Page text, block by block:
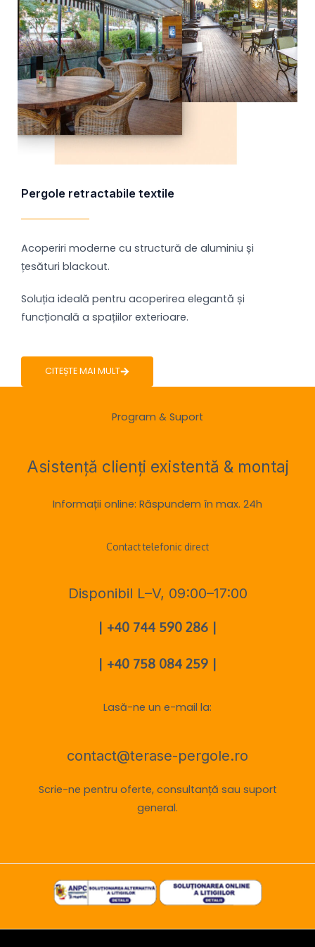
Pergole retractabile textile
Acoperiri moderne cu structură de aluminiu și
țesături blackout.
Soluția ideală pentru acoperirea elegantă și
funcțională a spațiilor exterioare.
CITEȘTE MAI MULT
Program & Suport
Asistență clienți existentă & montaj
Informații online: Răspundem în max. 24h
Contact telefonic direct
Disponibil L–V, 09:00–17:00
| +40 744 590 286 |
| +40 758 084 259 |
Lasă-ne un e-mail la:
contact@terase-pergole.ro
Scrie-ne pentru oferte, consultanță sau suport
general.